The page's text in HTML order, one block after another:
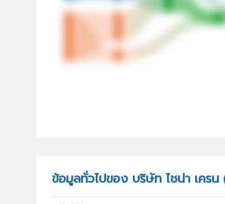
ข้อมูลทั่วไปของ บริษัท ไชน่า เครน